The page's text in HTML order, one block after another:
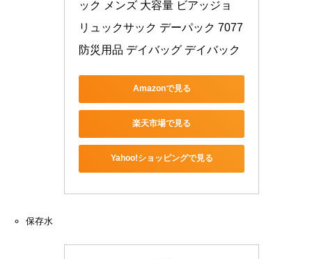
ック メンズ 大容量 ビアッジョ
リュックサック デーパック 7077
防災用品 デイバッグ デイバック
Amazonで見る
楽天市場で見る
Yahoo!ショッピングで見る
保存水